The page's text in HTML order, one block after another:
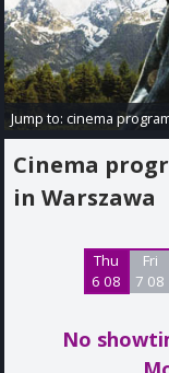
Jump to:cinema
Cinema
in Warszawa
Thu
6 08
Fri
7 08
No